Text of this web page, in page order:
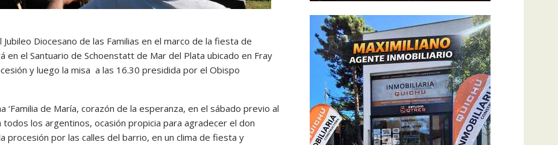
Diocesano de las Familias en el marco de la fiesta de
en el Santuario de Schoenstatt de Mar del Plata ubicado en Fray
y luego la misa a las 16.30 presidida por el Obispo
‘Familia de María, corazón de la esperanza, en el sábado previo al
los argentinos, ocasión propicia para agradecer el don
procesión por las calles del barrio, en un clima de fiesta y